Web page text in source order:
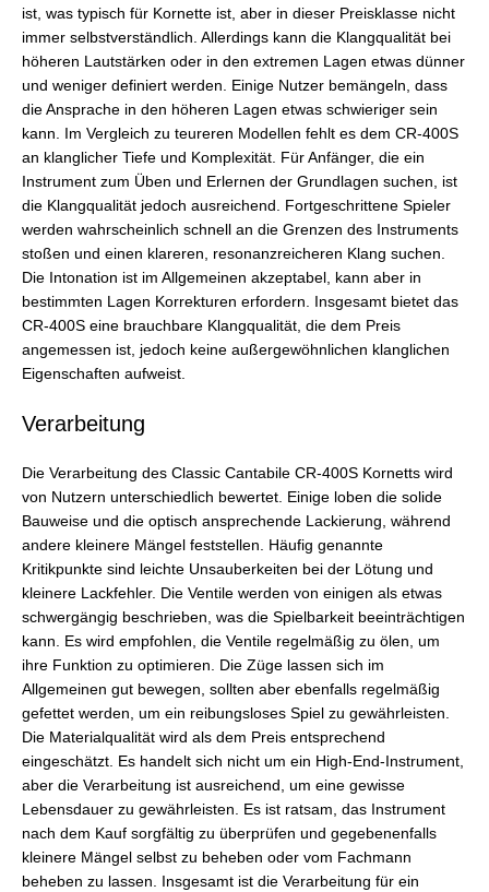
ist, was typisch für Kornette ist, aber in dieser Preisklasse nicht
immer selbstverständlich. Allerdings kann die Klangqualität bei
höheren Lautstärken oder in den extremen Lagen etwas dünner
und weniger definiert werden. Einige Nutzer bemängeln, dass
die Ansprache in den höheren Lagen etwas schwieriger sein
kann. Im Vergleich zu teureren Modellen fehlt es dem CR-400S
an klanglicher Tiefe und Komplexität. Für Anfänger, die ein
Instrument zum Üben und Erlernen der Grundlagen suchen, ist
die Klangqualität jedoch ausreichend. Fortgeschrittene Spieler
werden wahrscheinlich schnell an die Grenzen des Instruments
stoßen und einen klareren, resonanzreicheren Klang suchen.
Die Intonation ist im Allgemeinen akzeptabel, kann aber in
bestimmten Lagen Korrekturen erfordern. Insgesamt bietet das
CR-400S eine brauchbare Klangqualität, die dem Preis
angemessen ist, jedoch keine außergewöhnlichen klanglichen
Eigenschaften aufweist.
Verarbeitung
Die Verarbeitung des Classic Cantabile CR-400S Kornetts wird
von Nutzern unterschiedlich bewertet. Einige loben die solide
Bauweise und die optisch ansprechende Lackierung, während
andere kleinere Mängel feststellen. Häufig genannte
Kritikpunkte sind leichte Unsauberkeiten bei der Lötung und
kleinere Lackfehler. Die Ventile werden von einigen als etwas
schwergängig beschrieben, was die Spielbarkeit beeinträchtigen
kann. Es wird empfohlen, die Ventile regelmäßig zu ölen, um
ihre Funktion zu optimieren. Die Züge lassen sich im
Allgemeinen gut bewegen, sollten aber ebenfalls regelmäßig
gefettet werden, um ein reibungsloses Spiel zu gewährleisten.
Die Materialqualität wird als dem Preis entsprechend
eingeschätzt. Es handelt sich nicht um ein High-End-Instrument,
aber die Verarbeitung ist ausreichend, um eine gewisse
Lebensdauer zu gewährleisten. Es ist ratsam, das Instrument
nach dem Kauf sorgfältig zu überprüfen und gegebenenfalls
kleinere Mängel selbst zu beheben oder vom Fachmann
beheben zu lassen. Insgesamt ist die Verarbeitung für ein